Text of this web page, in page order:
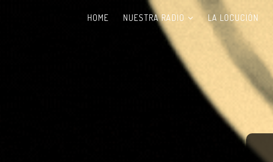
HOME NUESTRA RADIO LA LOCUCIÓN